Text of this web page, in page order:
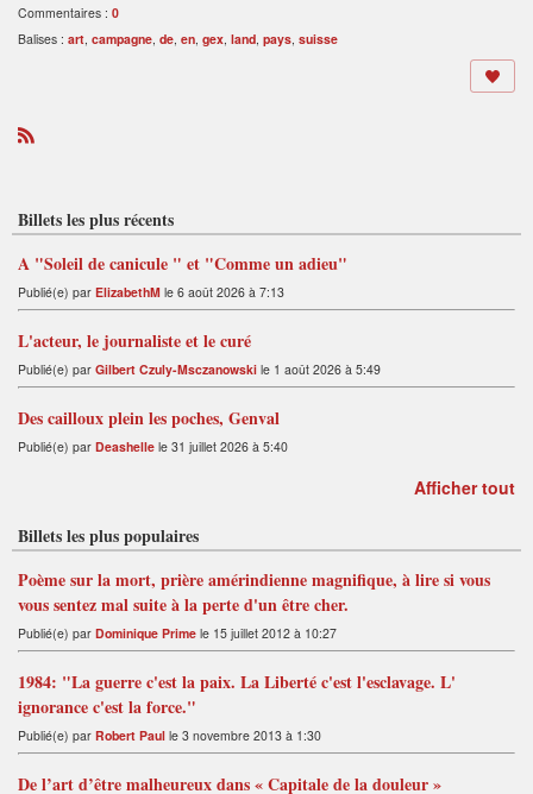
Commentaires : 0
Balises : art, campagne, de, en, gex, land, pays, suisse
R
Billets les plus récents
A "Soleil de canicule " et "Comme un adieu"
Publié(e) par ElizabethM le 6 août 2026 à 7:13
L'acteur, le journaliste et le curé
Publié(e) par Gilbert Czuly-Msczanowski le 1 août 2026 à 5:49
Des cailloux plein les poches, Genval
Publié(e) par Deashelle le 31 juillet 2026 à 5:40
Afficher tout
Billets les plus populaires
Poème sur la mort, prière amérindienne magnifique, à lire si vous
vous sentez mal suite à la perte d'un être cher.
Publié(e) par Dominique Prime le 15 juillet 2012 à 10:27
1984: "La guerre c'est la paix. La Liberté c'est l'esclavage. L'
ignorance c'est la force."
Publié(e) par Robert Paul le 3 novembre 2013 à 1:30
De l’art d’être malheureux dans « Capitale de la douleur »